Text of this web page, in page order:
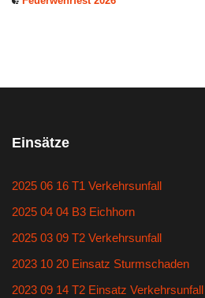
Einsätze
2025 06 16 T1 Verkehrsunfall
2025 04 04 B3 Eichhorn
2025 03 09 T2 Verkehrsunfall
2023 10 20 Einsatz Sturmschaden
2023 09 14 T2 Einsatz Verkehrsunfall